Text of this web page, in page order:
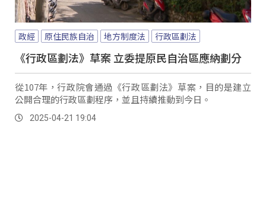
政經 原住民族自治 地方制度法 行政區劃法
《行政區劃法》草案 立委提原民自治區應納劃分
從107年，行政院會通過《行政區劃法》草案，目的是建立
公開合理的行政區劃程序，並且持續推動到今日。
2025-04-21 19:04